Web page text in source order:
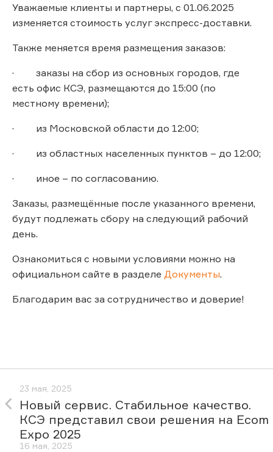
Уважаемые клиенты и партнеры, с 01.06.2025
изменяется стоимость услуг экспресс-доставки.
Также меняется время размещения заказов:
· заказы на сбор из основных городов, где
есть офис КСЭ, размещаются до 15:00 (по
местному времени);
· из Московской области до 12:00;
· из областных населенных пунктов – до 12:00;
· иное – по согласованию.
Заказы, размещённые после указанного времени,
будут подлежать сбору на следующий рабочий
день.
Ознакомиться с новыми условиями можно на
официальном сайте в разделе Документы.
Благодарим вас за сотрудничество и доверие!
23 мая, 2025
Новый сервис. Стабильное качество.
КСЭ представил свои решения на Ecom
Expo 2025
16 мая, 2025